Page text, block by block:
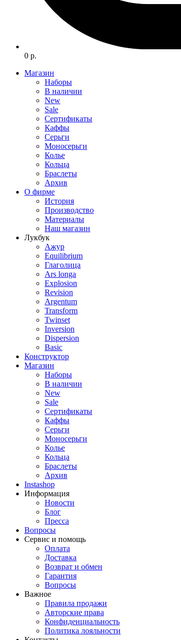
0 р.
Магазин
Наборы
В наличии
New
Sale
Сертификаты
Каффы
Серьги
Моносерьги
Колье
Кольца
Браслеты
Архив
О фирме
История
Производство
Материалы
Наш магазин
Лукбук
Ажур
Equilibrium
Глаголица
Ars longa
Explosion
Revision
Argentum
Transform
Twinset
Inversion
Dispersion
Basic
Конструктор
Магазин
Наборы
В наличии
New
Sale
Сертификаты
Каффы
Серьги
Моносерьги
Колье
Кольца
Браслеты
Архив
Instashop
Информация
Новости
Блог
Пресса
Вопросы
Сервис и помощь
Оплата
Доставка
Возврат и обмен
Гарантия
Вопросы
Важное
Правила продажи
Авторские права
Конфиденциальность
Политика лояльности